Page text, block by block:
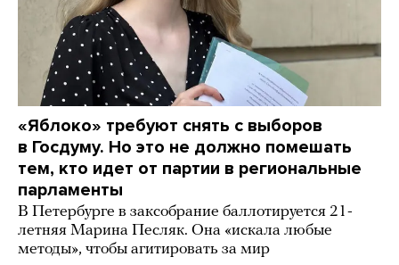
«Яблоко» требуют снять с выборов
в Госдуму. Но это не должно помешать
тем, кто идет от партии в региональные
парламенты
В Петербурге в заксобрание баллотируется 21-
летняя Марина Песляк. Она «искала любые
методы», чтобы агитировать за мир